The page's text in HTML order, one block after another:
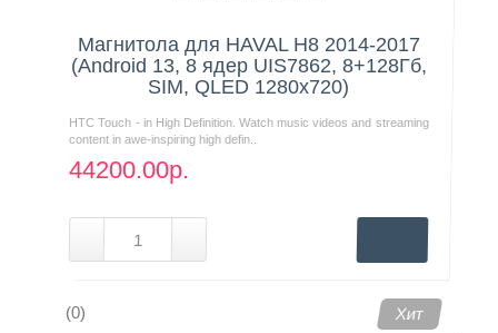
Магнитола для HAVAL H8 2014-2017
(Android 13, 8 ядер UIS7862, 8+128Гб,
SIM, QLED 1280x720)
HTC Touch - in High Definition. Watch music videos and streaming
content in awe-inspiring high defin..
44200.00р.
(0) Хит